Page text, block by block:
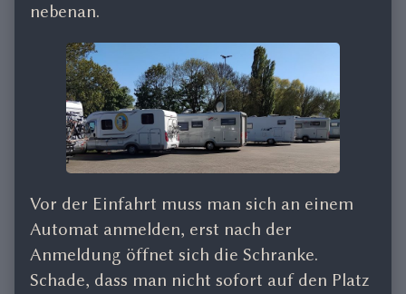
nebenan.
Vor der Einfahrt muss man sich an einem
Automat anmelden, erst nach der
Anmeldung öffnet sich die Schranke.
Schade, dass man nicht sofort auf den Platz